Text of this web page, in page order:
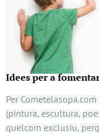
Idees per a
Per
(pintura, escultura,
quelcom exclusiu,